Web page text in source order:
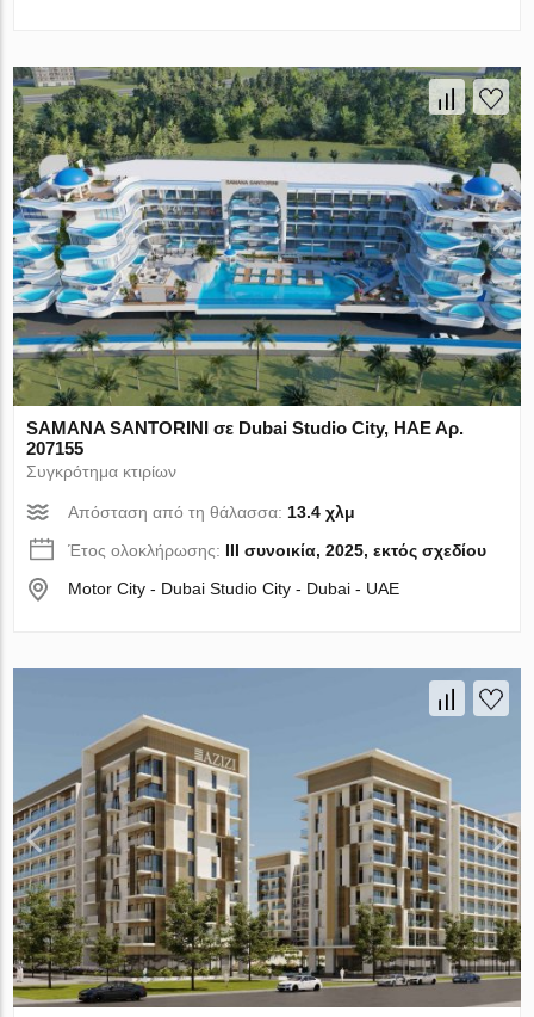
SAMANA SANTORINI σε Dubai Studio City, ΗΑΕ Αρ.
207155
Συγκρότημα κτιρίων
Απόσταση από τη θάλασσα: 13.4 χλμ
Έτος ολοκλήρωσης: III συνοικία, 2025, εκτός σχεδίου
Motor City - Dubai Studio City - Dubai - UAE